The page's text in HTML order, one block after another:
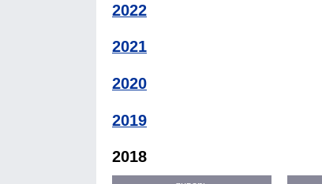
2022
2021
2020
2019
2018